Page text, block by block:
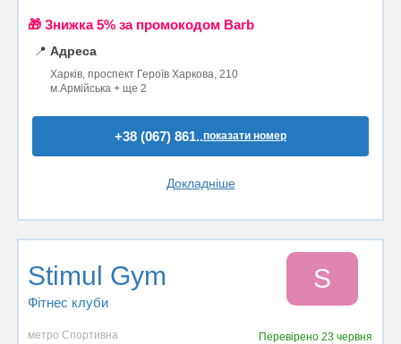
🎁 Знижка 5% за промокодом Barb
📍 Адреса
Харків, проспект Героїв Харкова, 210
м.Армійська + ще 2
+38 (067) 861..показати номер
Докладніше
Stimul Gym
Фітнес клуби
S
метро Спортивна Перевірено23 червня